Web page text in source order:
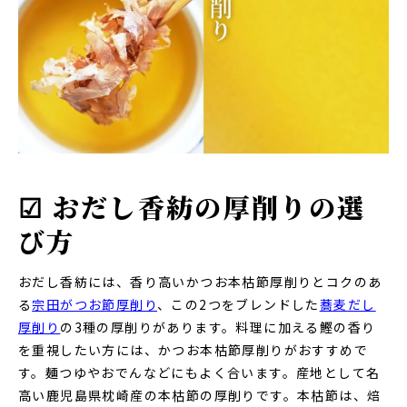
☑ おだし香紡の厚削りの選
び方
おだし香紡には、香り高いかつお本枯節厚削りとコクのあ
る宗田がつお節厚削り 、この2つをブレンドした蕎麦だし
厚削り の3種の厚削りがあります。料理に加える鰹の香り
を重視したい方には、かつお本枯節厚削りがおすすめで
す。麺つゆやおでんなどにもよく合います。産地として名
高い鹿児島県枕崎産の本枯節の厚削りです。本枯節は、焙